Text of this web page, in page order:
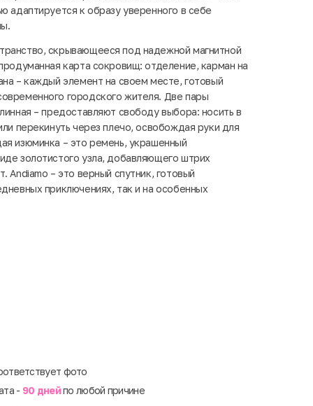
адаптируется к образу уверенного в себе
скрывающееся под надежной магнитной
карта сокровищ: отделение, карман на
– каждый элемент на своем месте, готовый
городского жителя. Две пары
– предоставляют свободу выбора: носить в
перекинуть через плечо, освобождая руки для
изюминка – это ремень, украшенный
золотистого узла, добавляющего штрих
Andiamo – это верный спутник, готовый
приключениях, так и на особенных
фото
- 90 днейпо любой причине